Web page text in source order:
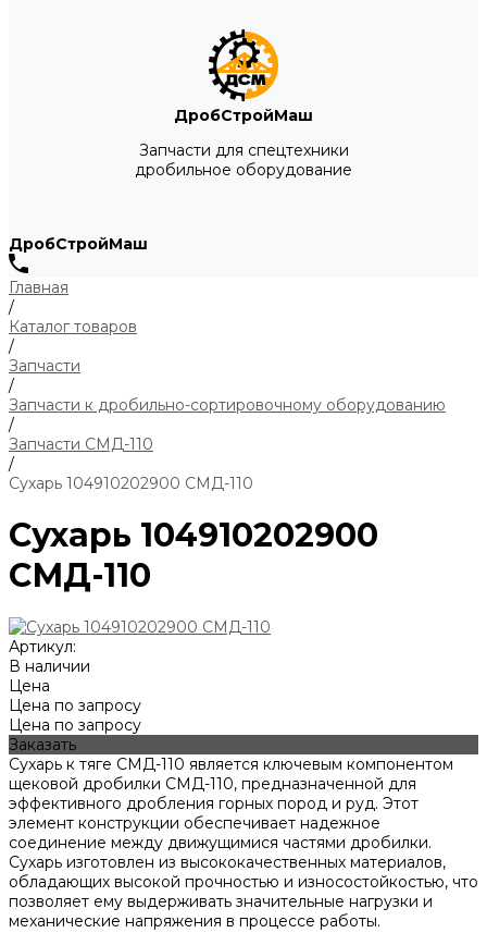
ДробСтройМаш
Запчасти для спецтехники
дробильное оборудование
ДробСтройМаш
Главная
/
Каталог товаров
/
Запчасти
/
Запчасти к дробильно-сортировочному оборудованию
/
Запчасти СМД-110
/
Сухарь 104910202900 СМД-110
Сухарь 104910202900
СМД-110
Артикул:
В наличии
Цена
Цена по запросу
Цена по запросу
Заказать
Сухарь к тяге СМД-110 является ключевым компонентом
щековой дробилки СМД-110, предназначенной для
эффективного дробления горных пород и руд. Этот
элемент конструкции обеспечивает надежное
соединение между движущимися частями дробилки.
Сухарь изготовлен из высококачественных материалов,
обладающих высокой прочностью и износостойкостью, что
позволяет ему выдерживать значительные нагрузки и
механические напряжения в процессе работы.